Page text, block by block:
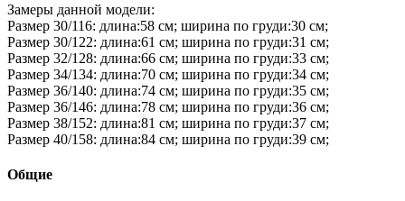
Замеры данной модели:
Размер 30/116: длина:58 см; ширина по груди:30 см;
Размер 30/122: длина:61 см; ширина по груди:31 см;
Размер 32/128: длина:66 см; ширина по груди:33 см;
Размер 34/134: длина:70 см; ширина по груди:34 см;
Размер 36/140: длина:74 см; ширина по груди:35 см;
Размер 36/146: длина:78 см; ширина по груди:36 см;
Размер 38/152: длина:81 см; ширина по груди:37 см;
Размер 40/158: длина:84 см; ширина по груди:39 см;
Общие